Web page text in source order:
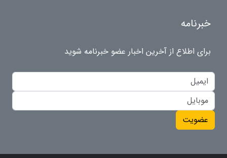
خبرنامه
برای اطلاع از آخرین اخبار عضو خبرنامه شوید
عضویت